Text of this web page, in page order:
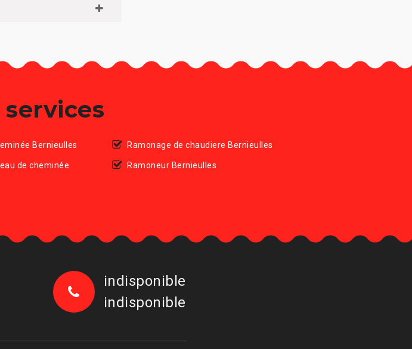
Bernieulles
de cheminée
Ramonage de chaudiere Bernieulles
Ramoneur Bernieulles
indisponible
indisponible